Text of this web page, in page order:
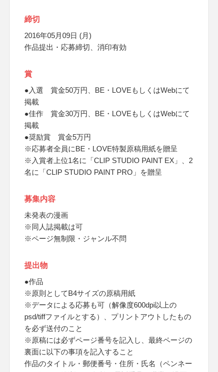
締切
2016年05月09日 (月)
作品提出・応募締切、消印有効
賞
●入選 賞金50万円、BE・LOVEもしくはWebにて
掲載
●佳作 賞金30万円、BE・LOVEもしくはWebにて
掲載
●奨励賞 賞金5万円
※応募者全員にBE・LOVE特製原稿用紙を贈呈
※入賞者上位1名に「CLIP STUDIO PAINT EX」、2
名に「CLIP STUDIO PAINT PRO」を贈呈
募集内容
未発表の漫画
※同人誌掲載は可
※ページ無制限・ジャンル不問
提出物
●作品
※原則としてB4サイズの原稿用紙
※データによる応募も可（解像度600dpi以上の
psd/tiffファイルとする）、プリントアウトしたもの
を必ず送付のこと
※原稿には必ずページ番号を記入し、最終ページの
裏面に以下の事項を記入すること
作品のタイトル・郵便番号・住所・氏名（ペンネー